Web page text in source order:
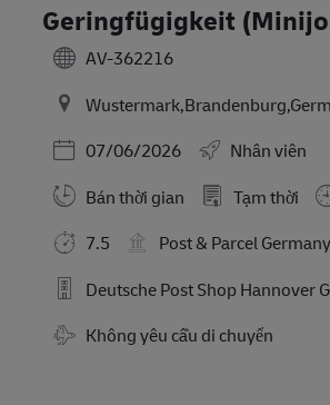
Geringfügigkeit
AV-362216
Posted Date
07/06/2026
Nhân viên
Bán thời gian
Tạm thời
7.5
Post & Parcel Germany
Deutsche Post Shop Hannover
Travel Required
Không yêu cầu di chuyển